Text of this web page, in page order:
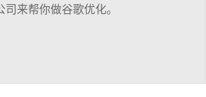
来帮你做谷歌优化。